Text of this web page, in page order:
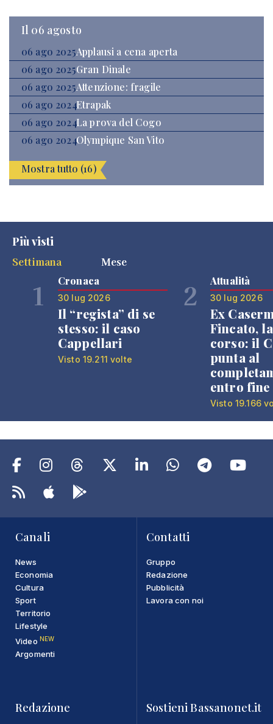
Il 06 agosto
06 ago 2025Applausi a cena aperta
06 ago 2025Gran Dinale
06 ago 2025Attenzione: fragile
06 ago 2024Etrapak
06 ago 2024La prova del Cogo
06 ago 2024Olympique San Vito
Mostra tutto (16)
Più visti
Settimana
Mese
1 Cronaca
30 lug 2026
Il “regista” di se
stesso: il caso
Cappellari
Visto 19.211 volte
2 Attualità
30 lug 2026
Ex
Fincato,
corso: il
punta al
entro fine
Visto 19.166
Canali
News
Economia
Cultura
Sport
Territorio
Lifestyle
Video NEW
Argomenti
Contatti
Gruppo
Redazione
Pubblicità
Lavora con noi
Redazione Sostieni Bassanonet.it